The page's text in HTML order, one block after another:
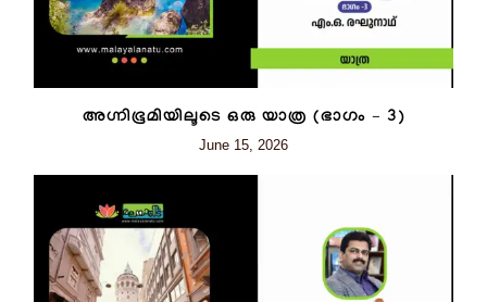
അഗ്നിഭൂമിയിലൂടെ ഒരു യാത്ര (ഭാഗം – 3)
June 15, 2026